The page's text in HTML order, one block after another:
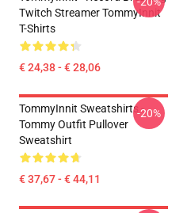
Twitch Streamer TommyInnit
T-Shirts
€ 24,38 - € 28,06
TommyInnit Sweatshirts -
Tommy Outfit Pullover
Sweatshirt
€ 37,67 - € 44,11
-20%